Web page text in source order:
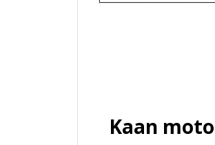
Kaan